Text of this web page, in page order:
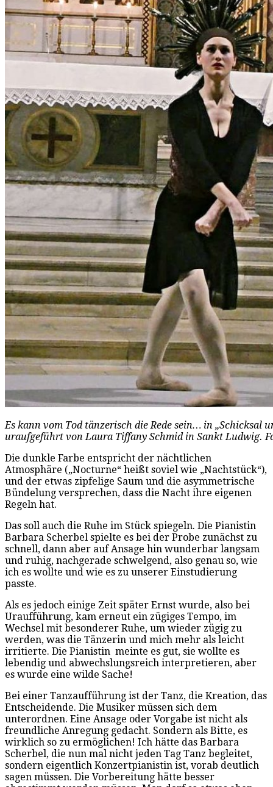
Es kann vom Tod tänzerisch die Rede sein… in „Schicksal
uraufgeführt von Laura Tiffany Schmid in Sankt Ludwig.
Die dunkle Farbe entspricht der nächtlichen
Atmosphäre („Nocturne“ heißt soviel wie „Nachtstück“),
und der etwas zipfelige Saum und die asymmetrische
Bündelung versprechen, dass die Nacht ihre eigenen
Regeln hat.
Das soll auch die Ruhe im Stück spiegeln. Die Pianistin
Barbara Scherbel spielte es bei der Probe zunächst zu
schnell, dann aber auf Ansage hin wunderbar langsam
und ruhig, nachgerade schwelgend, also genau so, wie
ich es wollte und wie es zu unserer Einstudierung
passte.
Als es jedoch einige Zeit später Ernst wurde, also bei
Uraufführung, kam erneut ein zügiges Tempo, im
Wechsel mit besonderer Ruhe, um wieder zügig zu
werden, was die Tänzerin und mich mehr als leicht
irritierte. Die Pianistin meinte es gut, sie wollte es
lebendig und abwechslungsreich interpretieren, aber
es wurde eine wilde Sache!
Bei einer Tanzaufführung ist der Tanz, die Kreation, das
Entscheidende. Die Musiker müssen sich dem
unterordnen. Eine Ansage oder Vorgabe ist nicht als
freundliche Anregung gedacht. Sondern als Bitte, es
wirklich so zu ermöglichen! Ich hätte das Barbara
Scherbel, die nun mal nicht jeden Tag Tanz begleitet,
sondern eigentlich Konzertpianistin ist, vorab deutlich
sagen müssen. Die Vorbereitung hätte besser